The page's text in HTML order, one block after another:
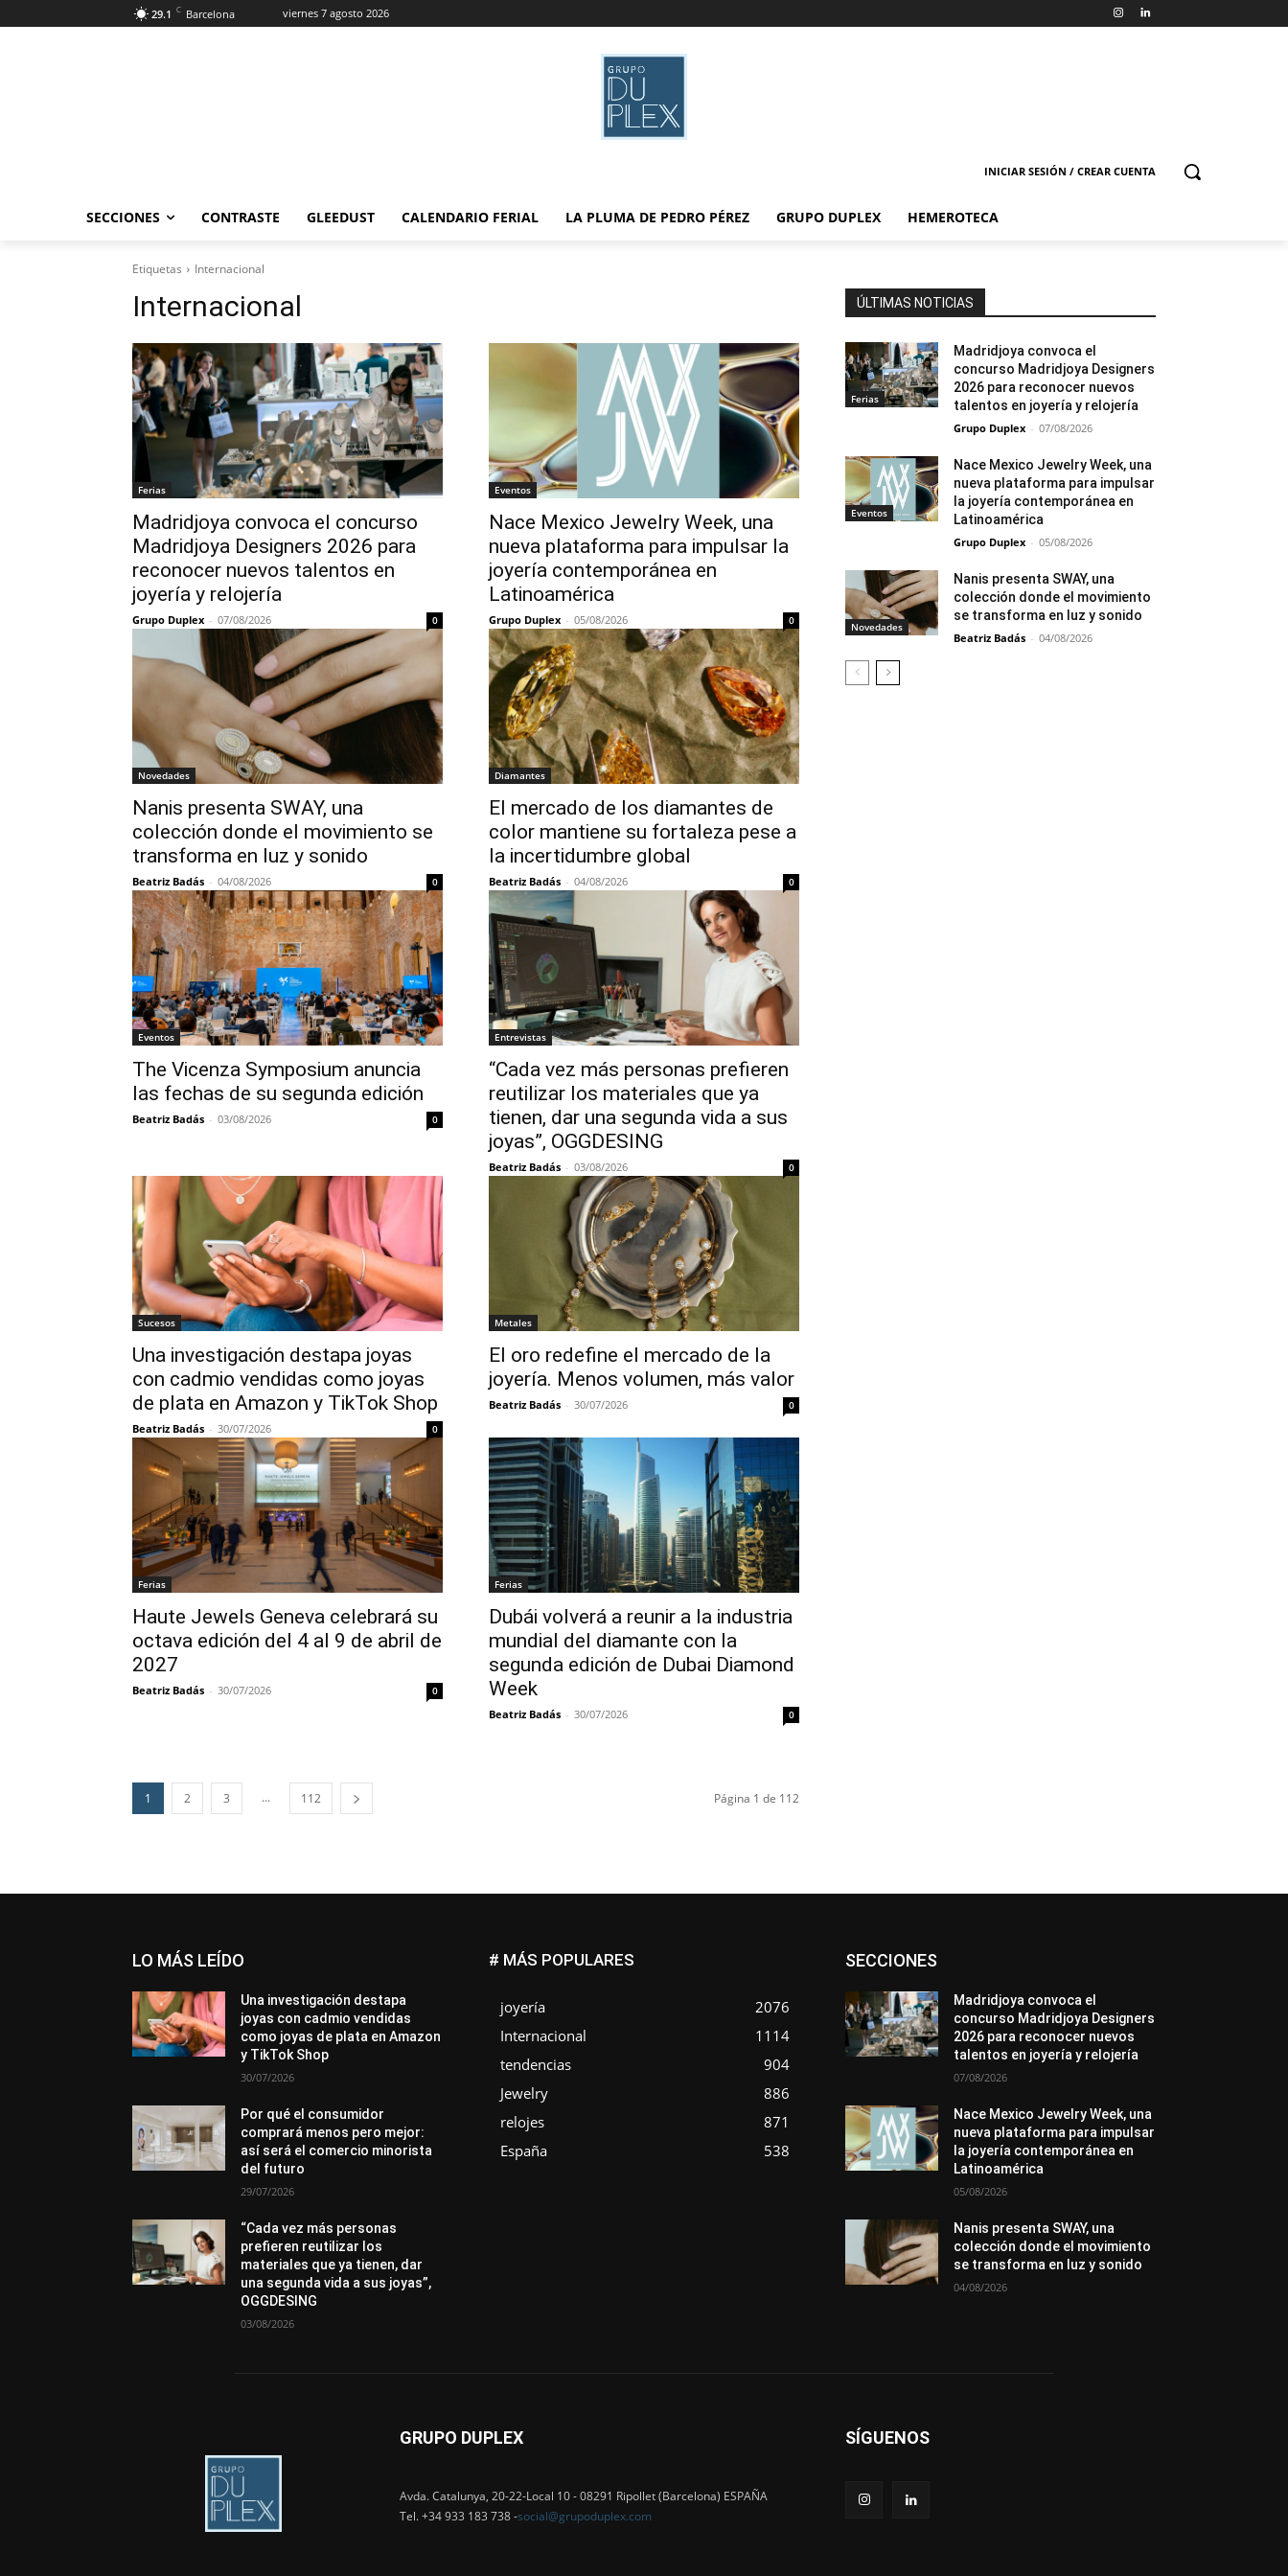
29.1 C Barcelona viernes 7 agosto 2026
INICIAR SESIÓN / CREAR CUENTA
SECCIONES CONTRASTE GLEEDUST CALENDARIO FERIAL LA PLUMA DE PEDRO PÉREZ GRUPO DUPLEX HEMEROTECA
Etiquetas Internacional
Internacional
Ferias
Madridjoya convoca el concurso
Madridjoya Designers 2026 para
reconocer nuevos talentos en
joyería y relojería
Grupo Duplex - 07/08/2026 0
Eventos
Nace Mexico Jewelry Week, una
nueva plataforma para impulsar la
joyería contemporánea en
Latinoamérica
Grupo Duplex - 05/08/2026 0
Novedades
Nanis presenta SWAY, una
colección donde el movimiento se
transforma en luz y sonido
Beatriz Badás - 04/08/2026 0
Diamantes
El mercado de los diamantes de
color mantiene su fortaleza pese a
la incertidumbre global
Beatriz Badás - 04/08/2026 0
Eventos
The Vicenza Symposium anuncia
las fechas de su segunda edición
Beatriz Badás - 03/08/2026 0
Entrevistas
“Cada vez más personas prefieren
reutilizar los materiales que ya
tienen, dar una segunda vida a sus
joyas”, OGGDESING
Beatriz Badás - 03/08/2026 0
Sucesos
Una investigación destapa joyas
con cadmio vendidas como joyas
de plata en Amazon y TikTok Shop
Beatriz Badás - 30/07/2026 0
Metales
El oro redefine el mercado de la
joyería. Menos volumen, más valor
Beatriz Badás - 30/07/2026 0
Ferias
Haute Jewels Geneva celebrará su
octava edición del 4 al 9 de abril de
2027
Beatriz Badás - 30/07/2026 0
Ferias
Dubái volverá a reunir a la industria
mundial del diamante con la
segunda edición de Dubai Diamond
Week
Beatriz Badás - 30/07/2026 0
1 2 3 ... 112 Página 1 de 112
ÚLTIMAS NOTICIAS
Ferias
Madridjoya convoca el
concurso Madridjoya Designers
2026 para reconocer nuevos
talentos en joyería y relojería
Grupo Duplex - 07/08/2026
Eventos
Nace Mexico Jewelry Week, una
nueva plataforma para impulsar
la joyería contemporánea en
Latinoamérica
Grupo Duplex - 05/08/2026
Novedades
Nanis presenta SWAY, una
colección donde el movimiento
se transforma en luz y sonido
Beatriz Badás - 04/08/2026
LO MÁS LEÍDO
Una investigación destapa
joyas con cadmio vendidas
como joyas de plata en Amazon
y TikTok Shop
30/07/2026
Por qué el consumidor
comprará menos pero mejor:
así será el comercio minorista
del futuro
29/07/2026
“Cada vez más personas
prefieren reutilizar los
materiales que ya tienen, dar
una segunda vida a sus joyas”,
OGGDESING
03/08/2026
# MÁS POPULARES
joyería
2076
Internacional
1114
tendencias
904
Jewelry
886
relojes
871
España
538
SECCIONESAsociaciones
En tendencia
In memoriam
La Pluma de Pedro Pérez
México
Mundo Técnico
Novedades
Opiniones
Perspectiva
Premios
Secciones
Sin categoría
Sucesos
Madridjoya convoca el
concurso Madridjoya Designers
2026 para reconocer nuevos
talentos en joyería y relojería
07/08/2026
Nace Mexico Jewelry Week, una
nueva plataforma para impulsar
la joyería contemporánea en
Latinoamérica
05/08/2026
Nanis presenta SWAY, una
colección donde el movimiento
se transforma en luz y sonido
04/08/2026
GRUPO DUPLEX
Avda. Catalunya, 20-22-Local 10 - 08291 Ripollet (Barcelona) ESPAÑA
Tel. +34 933 183 738 -social@grupoduplex.com
SÍGUENOS